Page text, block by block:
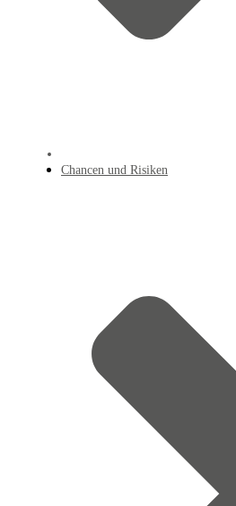
Chancen und Risiken